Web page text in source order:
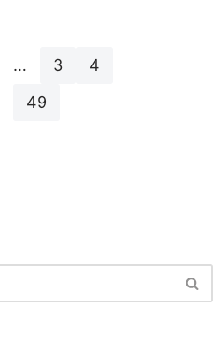
… 3
4
49